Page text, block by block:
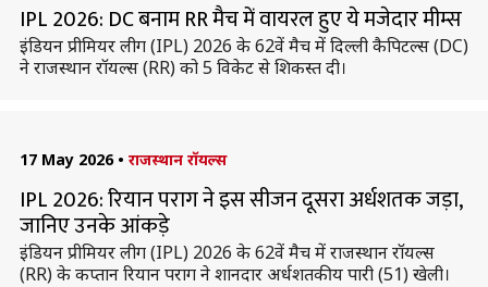
IPL 2026: DC बनाम RR मैच में वायरल हुए ये मजेदार मीम्स
इंडियन प्रीमियर लीग (IPL) 2026 के 62वें मैच में दिल्ली कैपिटल्स (DC)
ने राजस्थान रॉयल्स (RR) को 5 विकेट से शिकस्त दी।
17 May 2026 • राजस्थान रॉयल्स
IPL 2026: रियान पराग ने इस सीजन दूसरा अर्धशतक जड़ा,
जानिए उनके आंकड़े
इंडियन प्रीमियर लीग (IPL) 2026 के 62वें मैच में राजस्थान रॉयल्स
(RR) के कप्तान रियान पराग ने शानदार अर्धशतकीय पारी (51) खेली।